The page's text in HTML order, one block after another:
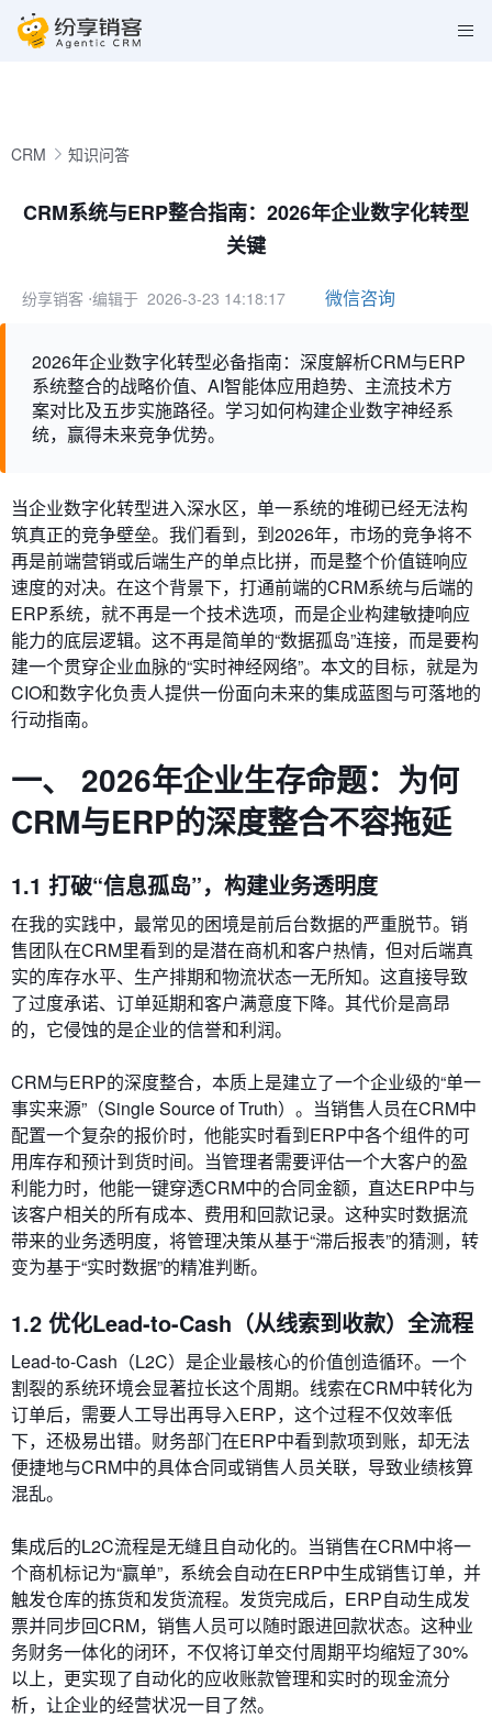
CRM 知识问答
CRM系统与ERP整合指南：2026年企业数字化转型
关键
纷享销客 ⋅编辑于 2026-3-23 14:18:17 微信咨询
2026年企业数字化转型必备指南：深度解析CRM与ERP
系统整合的战略价值、AI智能体应用趋势、主流技术方
案对比及五步实施路径。学习如何构建企业数字神经系
统，赢得未来竞争优势。
当企业数字化转型进入深水区，单一系统的堆砌已经无法构
筑真正的竞争壁垒。我们看到，到2026年，市场的竞争将不
再是前端营销或后端生产的单点比拼，而是整个价值链响应
速度的对决。在这个背景下，打通前端的CRM系统与后端的
ERP系统，就不再是一个技术选项，而是企业构建敏捷响应
能力的底层逻辑。这不再是简单的“数据孤岛”连接，而是要构
建一个贯穿企业血脉的“实时神经网络”。本文的目标，就是为
CIO和数字化负责人提供一份面向未来的集成蓝图与可落地的
行动指南。
一、 2026年企业生存命题：为何
CRM与ERP的深度整合不容拖延
1.1 打破“信息孤岛”，构建业务透明度
在我的实践中，最常见的困境是前后台数据的严重脱节。销
售团队在CRM里看到的是潜在商机和客户热情，但对后端真
实的库存水平、生产排期和物流状态一无所知。这直接导致
了过度承诺、订单延期和客户满意度下降。其代价是高昂
的，它侵蚀的是企业的信誉和利润。
CRM与ERP的深度整合，本质上是建立了一个企业级的“单一
事实来源”（Single Source of Truth）。当销售人员在CRM中
配置一个复杂的报价时，他能实时看到ERP中各个组件的可
用库存和预计到货时间。当管理者需要评估一个大客户的盈
利能力时，他能一键穿透CRM中的合同金额，直达ERP中与
该客户相关的所有成本、费用和回款记录。这种实时数据流
带来的业务透明度，将管理决策从基于“滞后报表”的猜测，转
变为基于“实时数据”的精准判断。
1.2 优化Lead-to-Cash（从线索到收款）全流程
Lead-to-Cash（L2C）是企业最核心的价值创造循环。一个
割裂的系统环境会显著拉长这个周期。线索在CRM中转化为
订单后，需要人工导出再导入ERP，这个过程不仅效率低
下，还极易出错。财务部门在ERP中看到款项到账，却无法
便捷地与CRM中的具体合同或销售人员关联，导致业绩核算
混乱。
集成后的L2C流程是无缝且自动化的。当销售在CRM中将一
个商机标记为“赢单”，系统会自动在ERP中生成销售订单，并
触发仓库的拣货和发货流程。发货完成后，ERP自动生成发
票并同步回CRM，销售人员可以随时跟进回款状态。这种业
务财务一体化的闭环，不仅将订单交付周期平均缩短了30%
以上，更实现了自动化的应收账款管理和实时的现金流分
析，让企业的经营状况一目了然。